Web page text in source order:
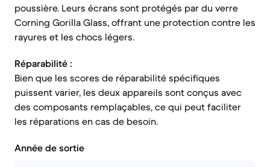
poussière. Leurs écrans sont protégés par du verre
Corning Gorilla Glass, offrant une protection contre les
rayures et les chocs légers.
Réparabilité :
Bien que les scores de réparabilité spécifiques
puissent varier, les deux appareils sont conçus avec
des composants remplaçables, ce qui peut faciliter
les réparations en cas de besoin.
Année de sortie